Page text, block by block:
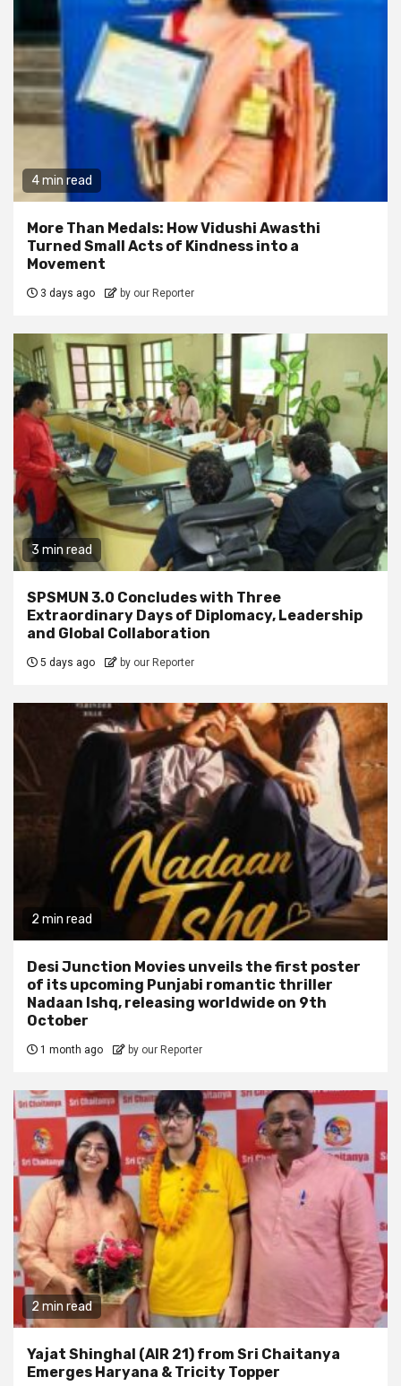
4 min read
More Than Medals: How Vidushi Awasthi
Turned Small Acts of Kindness into a
Movement
3 days ago by our Reporter
3 min read
SPSMUN 3.0 Concludes with Three
Extraordinary Days of Diplomacy, Leadership
and Global Collaboration
5 days ago by our Reporter
2 min read
Desi Junction Movies unveils the first poster
of its upcoming Punjabi romantic thriller
Nadaan Ishq, releasing worldwide on 9th
October
1 month ago by our Reporter
2 min read
Yajat Shinghal (AIR 21) from Sri Chaitanya
Emerges Haryana & Tricity Topper